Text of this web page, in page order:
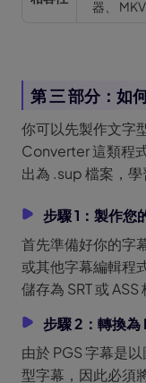
器、 MKV
第 三 部分：如
你可以先製作文字
Converter 這類程
出為 .sup 檔案，學
步驟 1：製作您
首先準備好你的字
或其他字幕編輯程
儲存為 SRT 或
步驟 2：轉換為
由於 PGS 字幕是
型字幕，因此必須